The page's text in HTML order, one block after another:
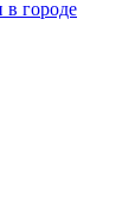
городе